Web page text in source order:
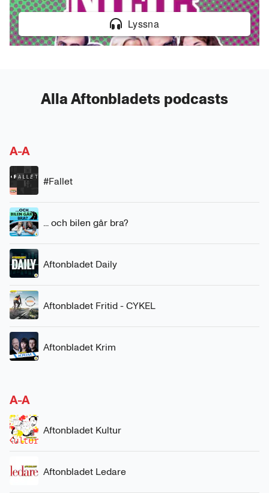
Alla Aftonbladets podcasts
A-A
#Fallet
... och bilen går bra?
Aftonbladet Daily
Aftonbladet Fritid - CYKEL
Aftonbladet Krim
A-A
Aftonbladet Kultur
Aftonbladet Ledare